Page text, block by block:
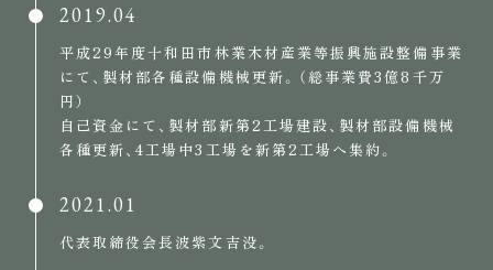
2019.04
平成29年度十和田市林業木材産業等振興施設整備事業
にて、製材部各種設備機械更新。（総事業費3億8千万
円）
自己資金にて、製材部新第2工場建設、製材部設備機械
各種更新、4工場中3工場を新第2工場へ集約。
2021.01
代表取締役会長波紫文吉没。